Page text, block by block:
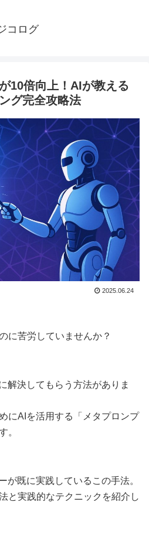
コログ
10倍向上！AIが教える
グ完全攻略法
2025.06.24
に苦労していませんか？
解決してもらう方法がありま
にAIを活用する「メタプロンプ
。
が既に実践しているこの手法。
と実践的なテクニックを紹介し